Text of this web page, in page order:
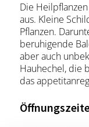
Die
aus. Kleine
Pflanzen.
beruhigende
aber auch
Hauhechel, die
das